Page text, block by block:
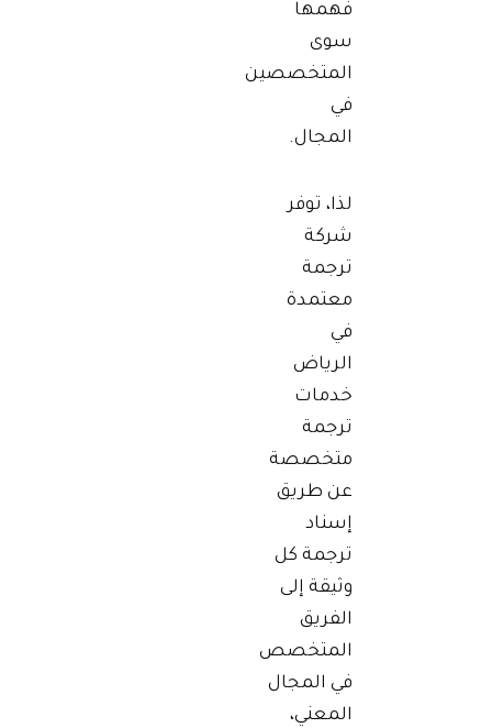
فهمها
سوى
المتخصصين
في
المجال.
لذا، توفر
شركة
ترجمة
معتمدة
في
الرياض
خدمات
ترجمة
متخصصة
عن طريق
إسناد
ترجمة كل
وثيقة إلى
الفريق
المتخصص
في المجال
المعني،